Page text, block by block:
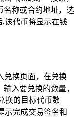
名称或合约地址，选
,该代币将显示在钱
兑换页面，在兑换
入要兑换的数量，
换的目标代币数
示完成交易签名和